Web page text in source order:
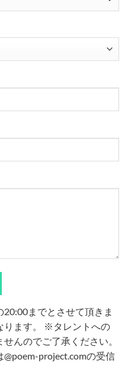
までとさせて頂きま
ます。
※タレントへの
んのでご了承ください。
project.comの受信